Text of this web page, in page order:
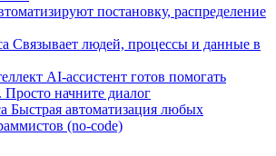
постановку, распределение
Связывает людей, процессы и данные в
AI-ассистент готов помогать
начните диалог
Быстрая автоматизация любых
(no-code)